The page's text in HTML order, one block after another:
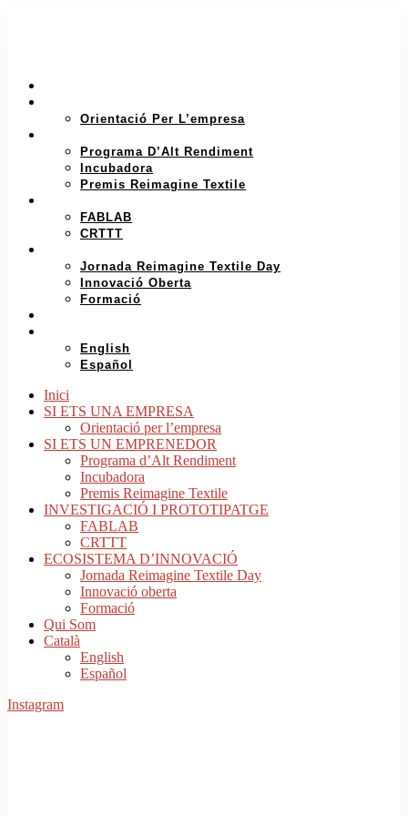
Orientació Per L’empresa
Programa D’Alt Rendiment
Incubadora
Premis Reimagine Textile
FABLAB
CRTTT
Jornada Reimagine Textile Day
Innovació Oberta
Formació
English
Español
Inici
SI ETS UNA EMPRESA
Orientació per l’empresa
SI ETS UN EMPRENEDOR
Programa d’Alt Rendiment
Incubadora
Premis Reimagine Textile
INVESTIGACIÓ I PROTOTIPATGE
FABLAB
CRTTT
ECOSISTEMA D’INNOVACIÓ
Jornada Reimagine Textile Day
Innovació oberta
Formació
Qui Som
Català
English
Español
Instagram